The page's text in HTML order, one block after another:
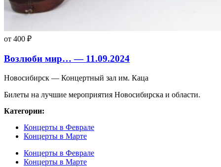
от 400 ₽
Возлюби мир… — 11.09.2024
Новосибирск — Концертный зал им. Каца
Билеты на лучшие мероприятия Новосибирска и области.
Категории:
Концерты в Феврале
Концерты в Марте
Концерты в Феврале
Концерты в Марте